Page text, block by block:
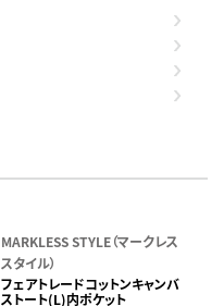
MARKLESS STYLE（マークレス
スタイル）
フェアトレードコットンキャンバ
ストート(L)内ポケット